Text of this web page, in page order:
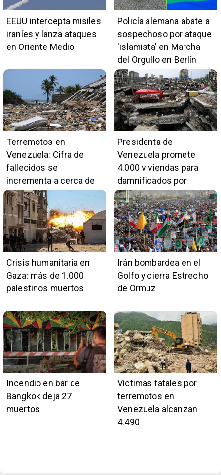
EEUU intercepta misiles
iraníes y lanza ataques
en Oriente Medio
Policía alemana abate a
sospechoso por ataque
'islamista' en Marcha
del Orgullo en Berlín
Terremotos en
Venezuela: Cifra de
fallecidos se
incrementa a cerca de
5.400
Presidenta de
Venezuela promete
4.000 viviendas para
damnificados por
terremotos
Crisis humanitaria en
Gaza: más de 1.000
palestinos muertos
Irán bombardea en el
Golfo y cierra Estrecho
de Ormuz
Incendio en bar de
Bangkok deja 27
muertos
Víctimas fatales por
terremotos en
Venezuela alcanzan
4.490